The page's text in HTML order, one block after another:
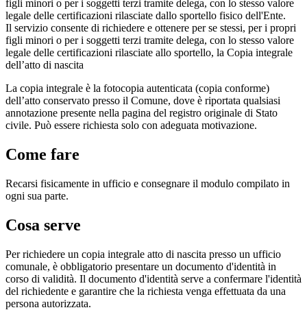
figli minori o per i soggetti terzi tramite delega, con lo stesso valore
legale delle certificazioni rilasciate dallo sportello fisico dell'Ente.
Il servizio consente di richiedere e ottenere per se stessi, per i propri
figli minori o per i soggetti terzi tramite delega, con lo stesso valore
legale delle certificazioni rilasciate allo sportello, la Copia integrale
dell’atto di nascita
La copia integrale è la fotocopia autenticata (copia conforme)
dell’atto conservato presso il Comune, dove è riportata qualsiasi
annotazione presente nella pagina del registro originale di Stato
civile. Può essere richiesta solo con adeguata motivazione.
Come fare
Recarsi fisicamente in ufficio e consegnare il modulo compilato in
ogni sua parte.
Cosa serve
Per richiedere un copia integrale atto di nascita presso un ufficio
comunale, è obbligatorio presentare un documento d'identità in
corso di validità. Il documento d'identità serve a confermare l'identità
del richiedente e garantire che la richiesta venga effettuata da una
persona autorizzata.